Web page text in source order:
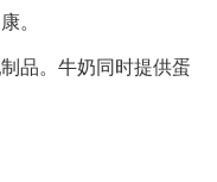
。
品。牛奶同时提供蛋